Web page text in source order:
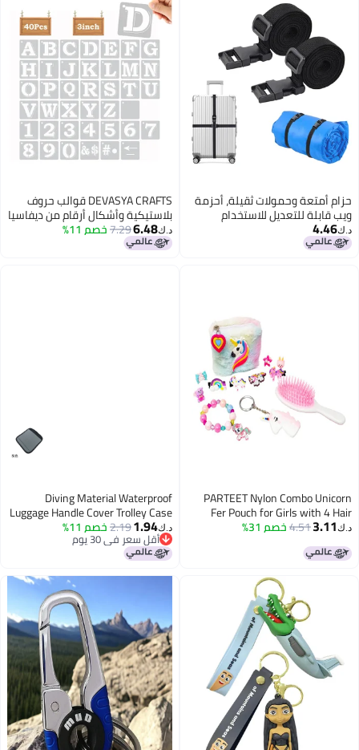
حزام أمتعة وحمولات ثقيلة، أحزمة
ويب قابلة للتعديل للاستخدام
المتعدد للرياضات الخارجية، التخييم،
ضغط أكياس النوم، وتجميع الأغراض
د.ك‏4.46
DEVASYA CRAFTS قوالب حروف
بلاستيكية وأشكال أرقام من ديفاسيا
للحرف والفنون، أبيض
د.ك‏6.48
7.29خصم 11%
PARTEET Nylon Combo Unicorn
Fer Pouch for Girls with 4 Hair
Clips, 4 Rings, 1 Bracelet, 1
Keychain and 1 Comb, Return Gift
for Kids, Gift Pack (Pack of 6
د.ك‏3.11
4.51خصم 31%
Diving Material Waterproof
Luggage Handle Cover Trolley Case
Handle Protective Cover Baby
Carriage Handle Hand Gloves
د.ك‏1.94
2.19خصم 11%
أقل سعر في 30 يوم
أقل سعر في 30 يوم